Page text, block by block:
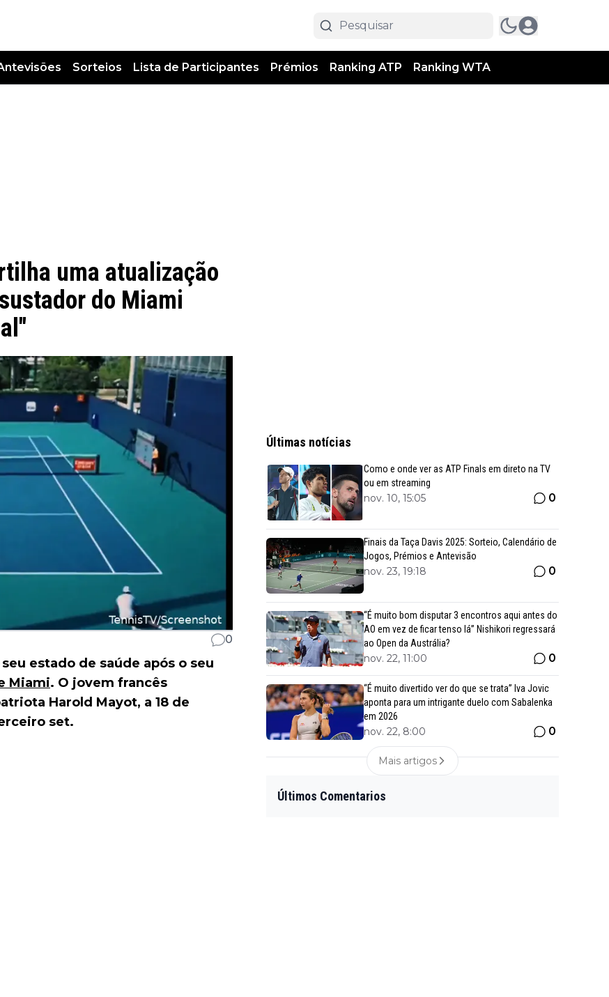
Sorteios Lista de Participantes Prémios Ranking ATP Ranking WTA
uma atualização
do Miami
0
estado de saúde após o seu
Miami. O jovem francês
Harold Mayot, a 18 de
set.
Últimas notícias
Como e onde ver as ATP Finals em direto na TV
ou em streaming
nov. 10, 15:05 0
Finais da Taça Davis 2025: Sorteio, Calendário de
Jogos, Prémios e Antevisão
nov. 23, 19:18 0
“É muito bom disputar 3 encontros aqui antes do
AO em vez de ficar tenso lá” Nishikori regressará
ao Open da Austrália?
nov. 22, 11:00 0
“É muito divertido ver do que se trata” Iva Jovic
aponta para um intrigante duelo com Sabalenka
em 2026
nov. 22, 8:00 0
Mais artigos
Últimos Comentarios